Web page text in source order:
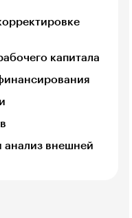
капитала
анализ внешней